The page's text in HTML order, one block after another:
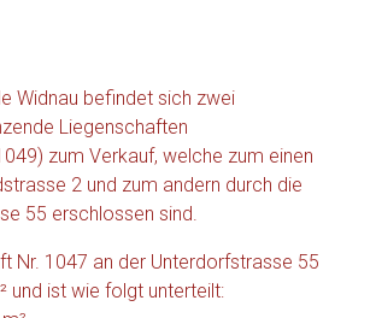
Widnau befindet sich zwei
Liegenschaften
zum Verkauf, welche zum einen
2 und zum andern durch die
55 erschlossen sind.
Nr. 1047 an der Unterdorfstrasse 55
und ist wie folgt unterteilt: